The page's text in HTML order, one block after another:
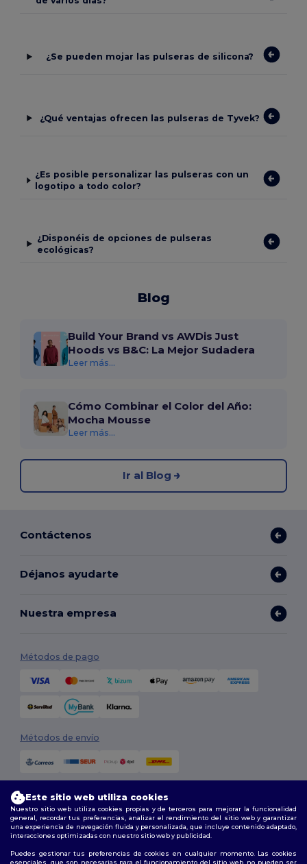
¿Se pueden mojar las pulseras de silicona?
¿Qué ventajas ofrecen las pulseras de Tyvek?
¿Es posible personalizar las pulseras con un
logotipo a todo color?
¿Disponéis de opciones de pulseras
ecológicas?
Blog
Build Your Brand vs AWDis Just
Hoods vs B&C: La Mejor Sudadera
Leer más...
Cómo Combinar el Color del Año:
Mocha Mousse
Leer más...
Ir al Blog
Contáctenos
Déjanos ayudarte
Nuestra empresa
Métodos de pago
Métodos de envío
Síguenos
Este sitio web utiliza cookies
Nuestro sitio web utiliza cookies propias y de terceros para mejorar la funcionalidad
general, recordar tus preferencias, analizar el rendimiento del sitio web y garantizar
una experiencia de navegación fluida y personalizada, que incluye contenido adaptado,
interacciones optimizadas con nuestro sitio web y publicidad.
Puedes gestionar tus preferencias de cookies en cualquier momento. Las cookies
esenciales, que son necesarias para el funcionamiento del sitio web, no pueden ser